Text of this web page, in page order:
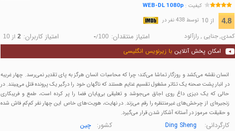
کیفیت :WEB-DL 1080p
4.8 از 10 توسط 438 نفر در
کمدی, جنایی , رازآلود امتیاز منتقدان: -/100 امتیاز کاربران: 2 از 10
امکان پخش آنلاین با زیرنویس انگلیسی
انسان نقشه می‌کشد و روزگار تماشا می‌کند؛ چرا که محاسبات انسان هرگز به پای تقدیر نمی‌رسد. چهار غریبه
در انبار پشت صحنه یک تئاتر مشغول تقسیم غنایم هستند که ناگهان خود را درگیر یک پرونده قتل می‌بینند. در
حالی که یک دیزی داغ روی اجاق می‌جوشد و تعلیقی بی‌پایان فضا را پر کرده است، طمع و فریبکاری
زنجیره‌ای از چرخش‌های غیرمنتظره را رقم می‌زند. در نهایت، هویت‌های خاص این چهار نفر کم‌کم فاش شده
و حقیقت مرموز در آستانه آشکار شدن قرار می‌گیرد.
کارگردانی: Ding Sheng کشور:چین